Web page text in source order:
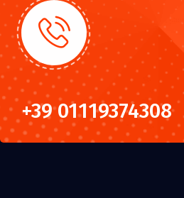
+39 01119374308